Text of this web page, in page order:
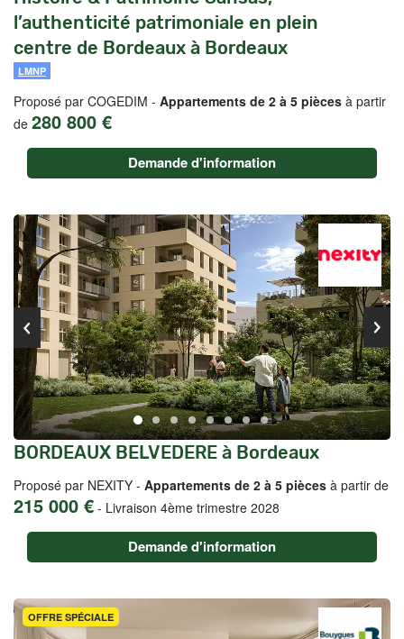
l’authenticité patrimoniale en plein
centre de Bordeaux à Bordeaux
LMNP
Proposé par COGEDIM - Appartements de 2 à 5 pièces à partir
de 280 800 €
Demande d'information
BORDEAUX BELVEDERE à Bordeaux
Proposé par NEXITY - Appartements de 2 à 5 pièces à partir de
215 000 € - Livraison 4ème trimestre 2028
Demande d'information
OFFRE SPÉCIALE